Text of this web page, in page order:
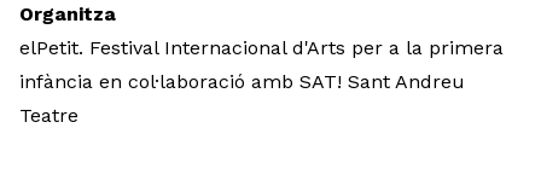
Organitza
elPetit. Festival Internacional d'Arts per a la primera
infància en col·laboració amb SAT! Sant Andreu
Teatre